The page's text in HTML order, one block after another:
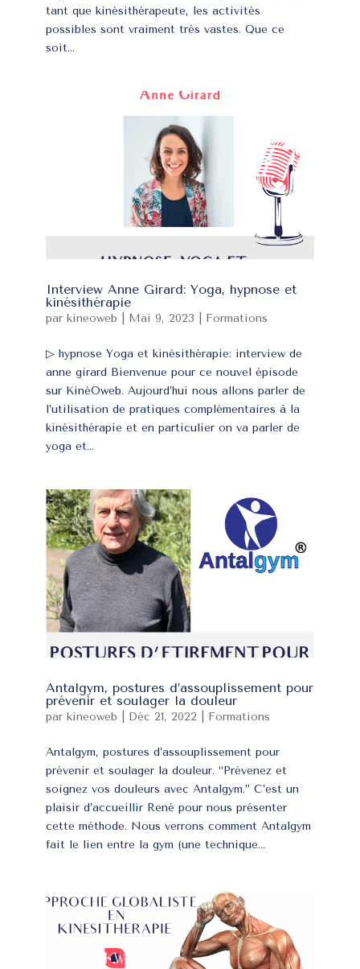
tant que kinésithérapeute, les activités
possibles sont vraiment très vastes. Que ce
soit...
Interview Anne Girard: Yoga, hypnose et
kinésithérapie
par kineoweb Mai 9, 2023 Formations
▷ hypnose Yoga et kinésithérapie: interview de
anne girard Bienvenue pour ce nouvel épisode
sur KinéOweb. Aujourd’hui nous allons parler de
l’utilisation de pratiques complémentaires à la
kinésithérapie et en particulier on va parler de
yoga et...
Antalgym, postures d’assouplissement pour
prévenir et soulager la douleur
par kineoweb Déc 21, 2022| Formations
Antalgym, postures d’assouplissement pour
prévenir et soulager la douleur. “Prévenez et
soignez vos douleurs avec Antalgym.” C’est un
plaisir d’accueillir René pour nous présenter
cette méthode. Nous verrons comment Antalgym
fait le lien entre la gym (une technique...